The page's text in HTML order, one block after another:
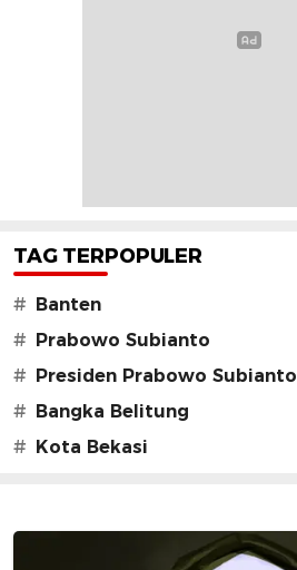
TAG TERPOPULER
# Banten
# Prabowo Subianto
# Presiden Prabowo Subianto
# Bangka Belitung
# Kota Bekasi